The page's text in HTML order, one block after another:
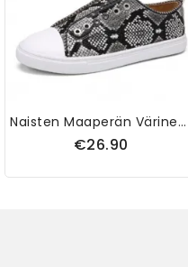
Naisten Maaperän Värinen Nastoitettu Lippa Mukavassa Asunnossa
€26.90